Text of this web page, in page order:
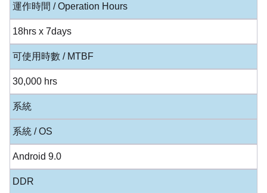
運作時間 / Operation Hours
18hrs x 7days
可使用時數 / MTBF
30,000 hrs
系統
系統 / OS
Android 9.0
DDR